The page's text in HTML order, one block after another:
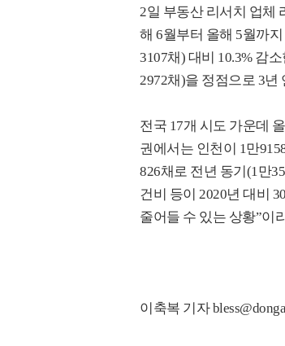
2일 부동산 리서치 업체
해 6월부터 올해 5월까
3107채) 대비 10.3% 감
2972채)을 정점으로 3년
전국 17개 시도 가운데
권에서는 인천이 1만
826채로 전년 동기(1만
건비 등이 2020년 대비
줄어들 수 있는 상황”이
이축복 기자